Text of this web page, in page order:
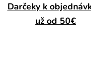
Darčeky k
už od 50€